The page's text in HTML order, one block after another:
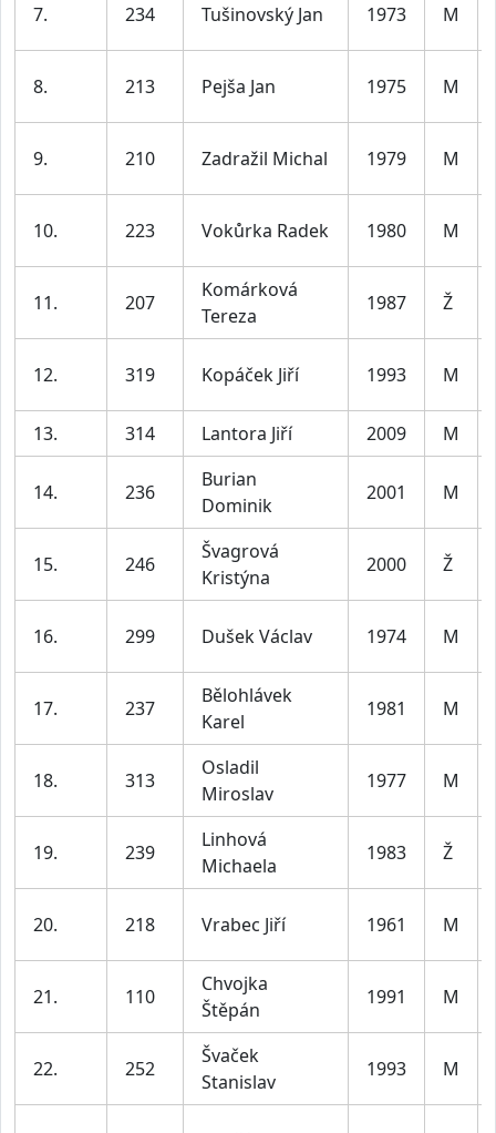
7. 234 Tušinovský Jan 1973 M
8. 213 Pejša Jan 1975 M
9. 210 Zadražil Michal 1979 M
10. 223 Vokůrka Radek 1980 M
11. 207
Komárková
Tereza
1987 Ž
12. 319 Kopáček Jiří 1993 M
13. 314 Lantora Jiří 2009 M
14. 236
Burian
Dominik
2001 M
15. 246
Švagrová
Kristýna
2000 Ž
16. 299 Dušek Václav 1974 M
17. 237
Bělohlávek
Karel
1981 M
18. 313
Osladil
Miroslav
1977 M
19. 239
Linhová
Michaela
1983 Ž
20. 218 Vrabec Jiří 1961 M
21. 110
Chvojka
Štěpán
1991 M
22. 252
Švaček
Stanislav
1993 M